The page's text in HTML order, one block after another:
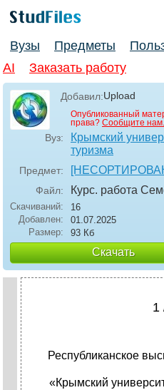
Вузы Предметы
AI
Заказать работу
Добавил:Upload
Опубликованный
права? Сообщите нам.
Вуз:
Крымский
туризма
Предмет:
Файл: Курс. работа
Скачиваний:
16
Добавлен:
01.07.2025
Размер:
93 Кб
Скачать
1
Республиканское
«Крымский